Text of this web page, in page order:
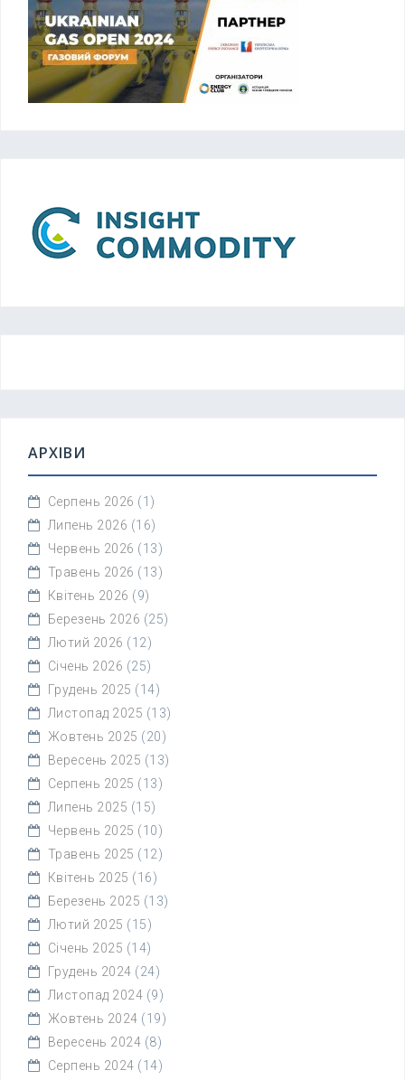
АРХІВИ
Серпень 2026 (1)
Липень 2026 (16)
Червень 2026 (13)
Травень 2026 (13)
Квітень 2026 (9)
Березень 2026 (25)
Лютий 2026 (12)
Січень 2026 (25)
Грудень 2025 (14)
Листопад 2025 (13)
Жовтень 2025 (20)
Вересень 2025 (13)
Серпень 2025 (13)
Липень 2025 (15)
Червень 2025 (10)
Травень 2025 (12)
Квітень 2025 (16)
Березень 2025 (13)
Лютий 2025 (15)
Січень 2025 (14)
Грудень 2024 (24)
Листопад 2024 (9)
Жовтень 2024 (19)
Вересень 2024 (8)
Серпень 2024 (14)